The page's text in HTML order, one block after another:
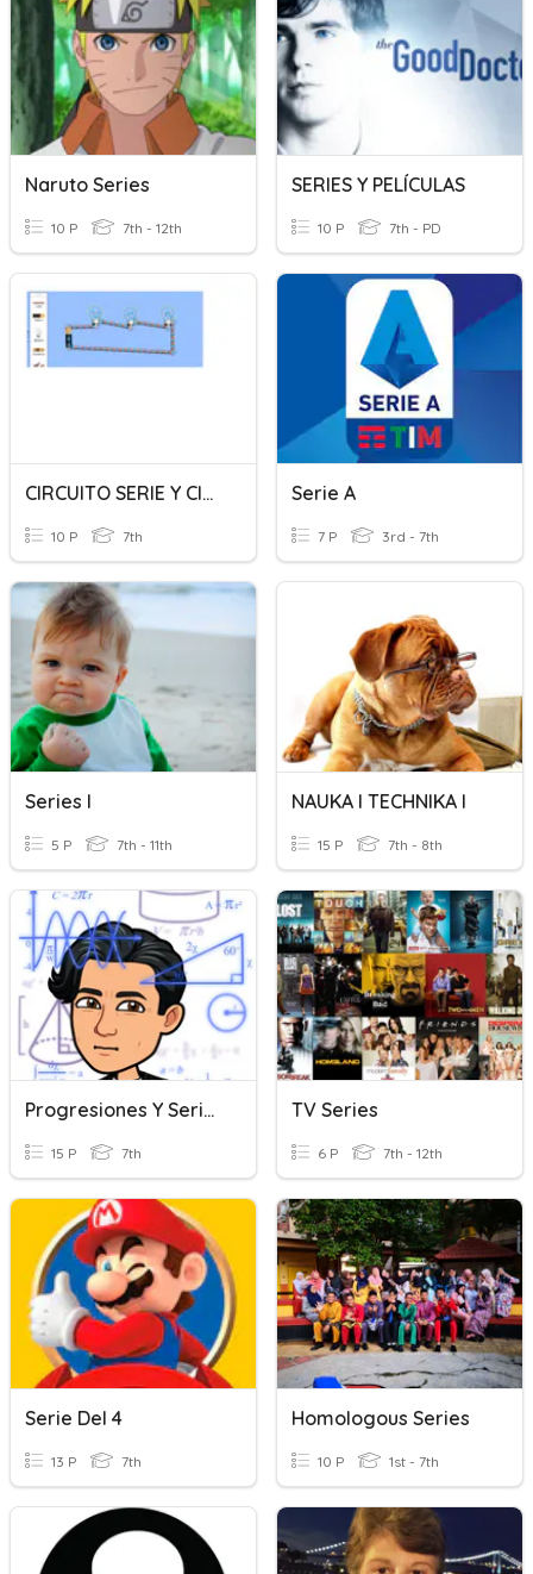
Naruto Series
10 P 7th - 12th
SERIES Y PELÍCULAS
10 P 7th - PD
CIRCUITO SERIE Y CIRCUITO PARALELO
10 P 7th
Serie A
7 P 3rd - 7th
Series I
5 P 7th - 11th
NAUKA I TECHNIKA I
15 P 7th - 8th
Progresiones Y Series
15 P 7th
TV Series
6 P 7th - 12th
Serie Del 4
13 P 7th
Homologous Series
10 P 1st - 7th